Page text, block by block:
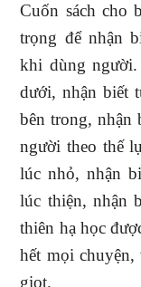
Cuốn sách cho
trọng để nhận
khi dùng người.
dưới, nhận biết
bên trong, nhận
người theo thế
lúc nhỏ, nhận
lúc thiện, nhận
thiên hạ học
hết mọi
giọt.